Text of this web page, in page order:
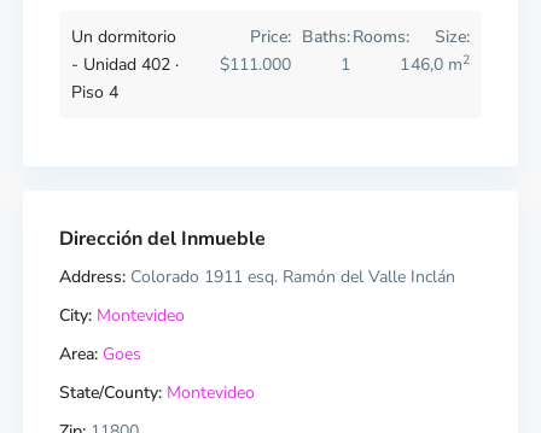
Un dormitorio
- Unidad 402 ·
Piso 4
Size:
46,0 m2
Rooms:
1
Baths:
1
Price:
$111.000
Dirección del Inmueble
Address: Colorado 1911 esq. Ramón del Valle Inclán
City: Montevideo
Area: Goes
State/County: Montevideo